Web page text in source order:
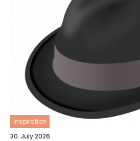
inspiration
30. July 2026